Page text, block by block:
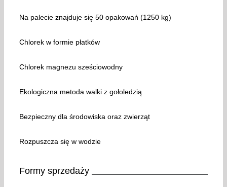
Na palecie znajduje się 50 opakowań (1250 kg)
Chlorek w formie płatków
Chlorek magnezu sześciowodny
Ekologiczna metoda walki z gołoledzią
Bezpieczny dla środowiska oraz zwierząt
Rozpuszcza się w wodzie
Formy sprzedaży